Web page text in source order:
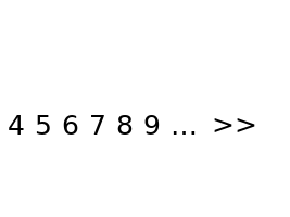
4 5 6 7 8 9 … >>